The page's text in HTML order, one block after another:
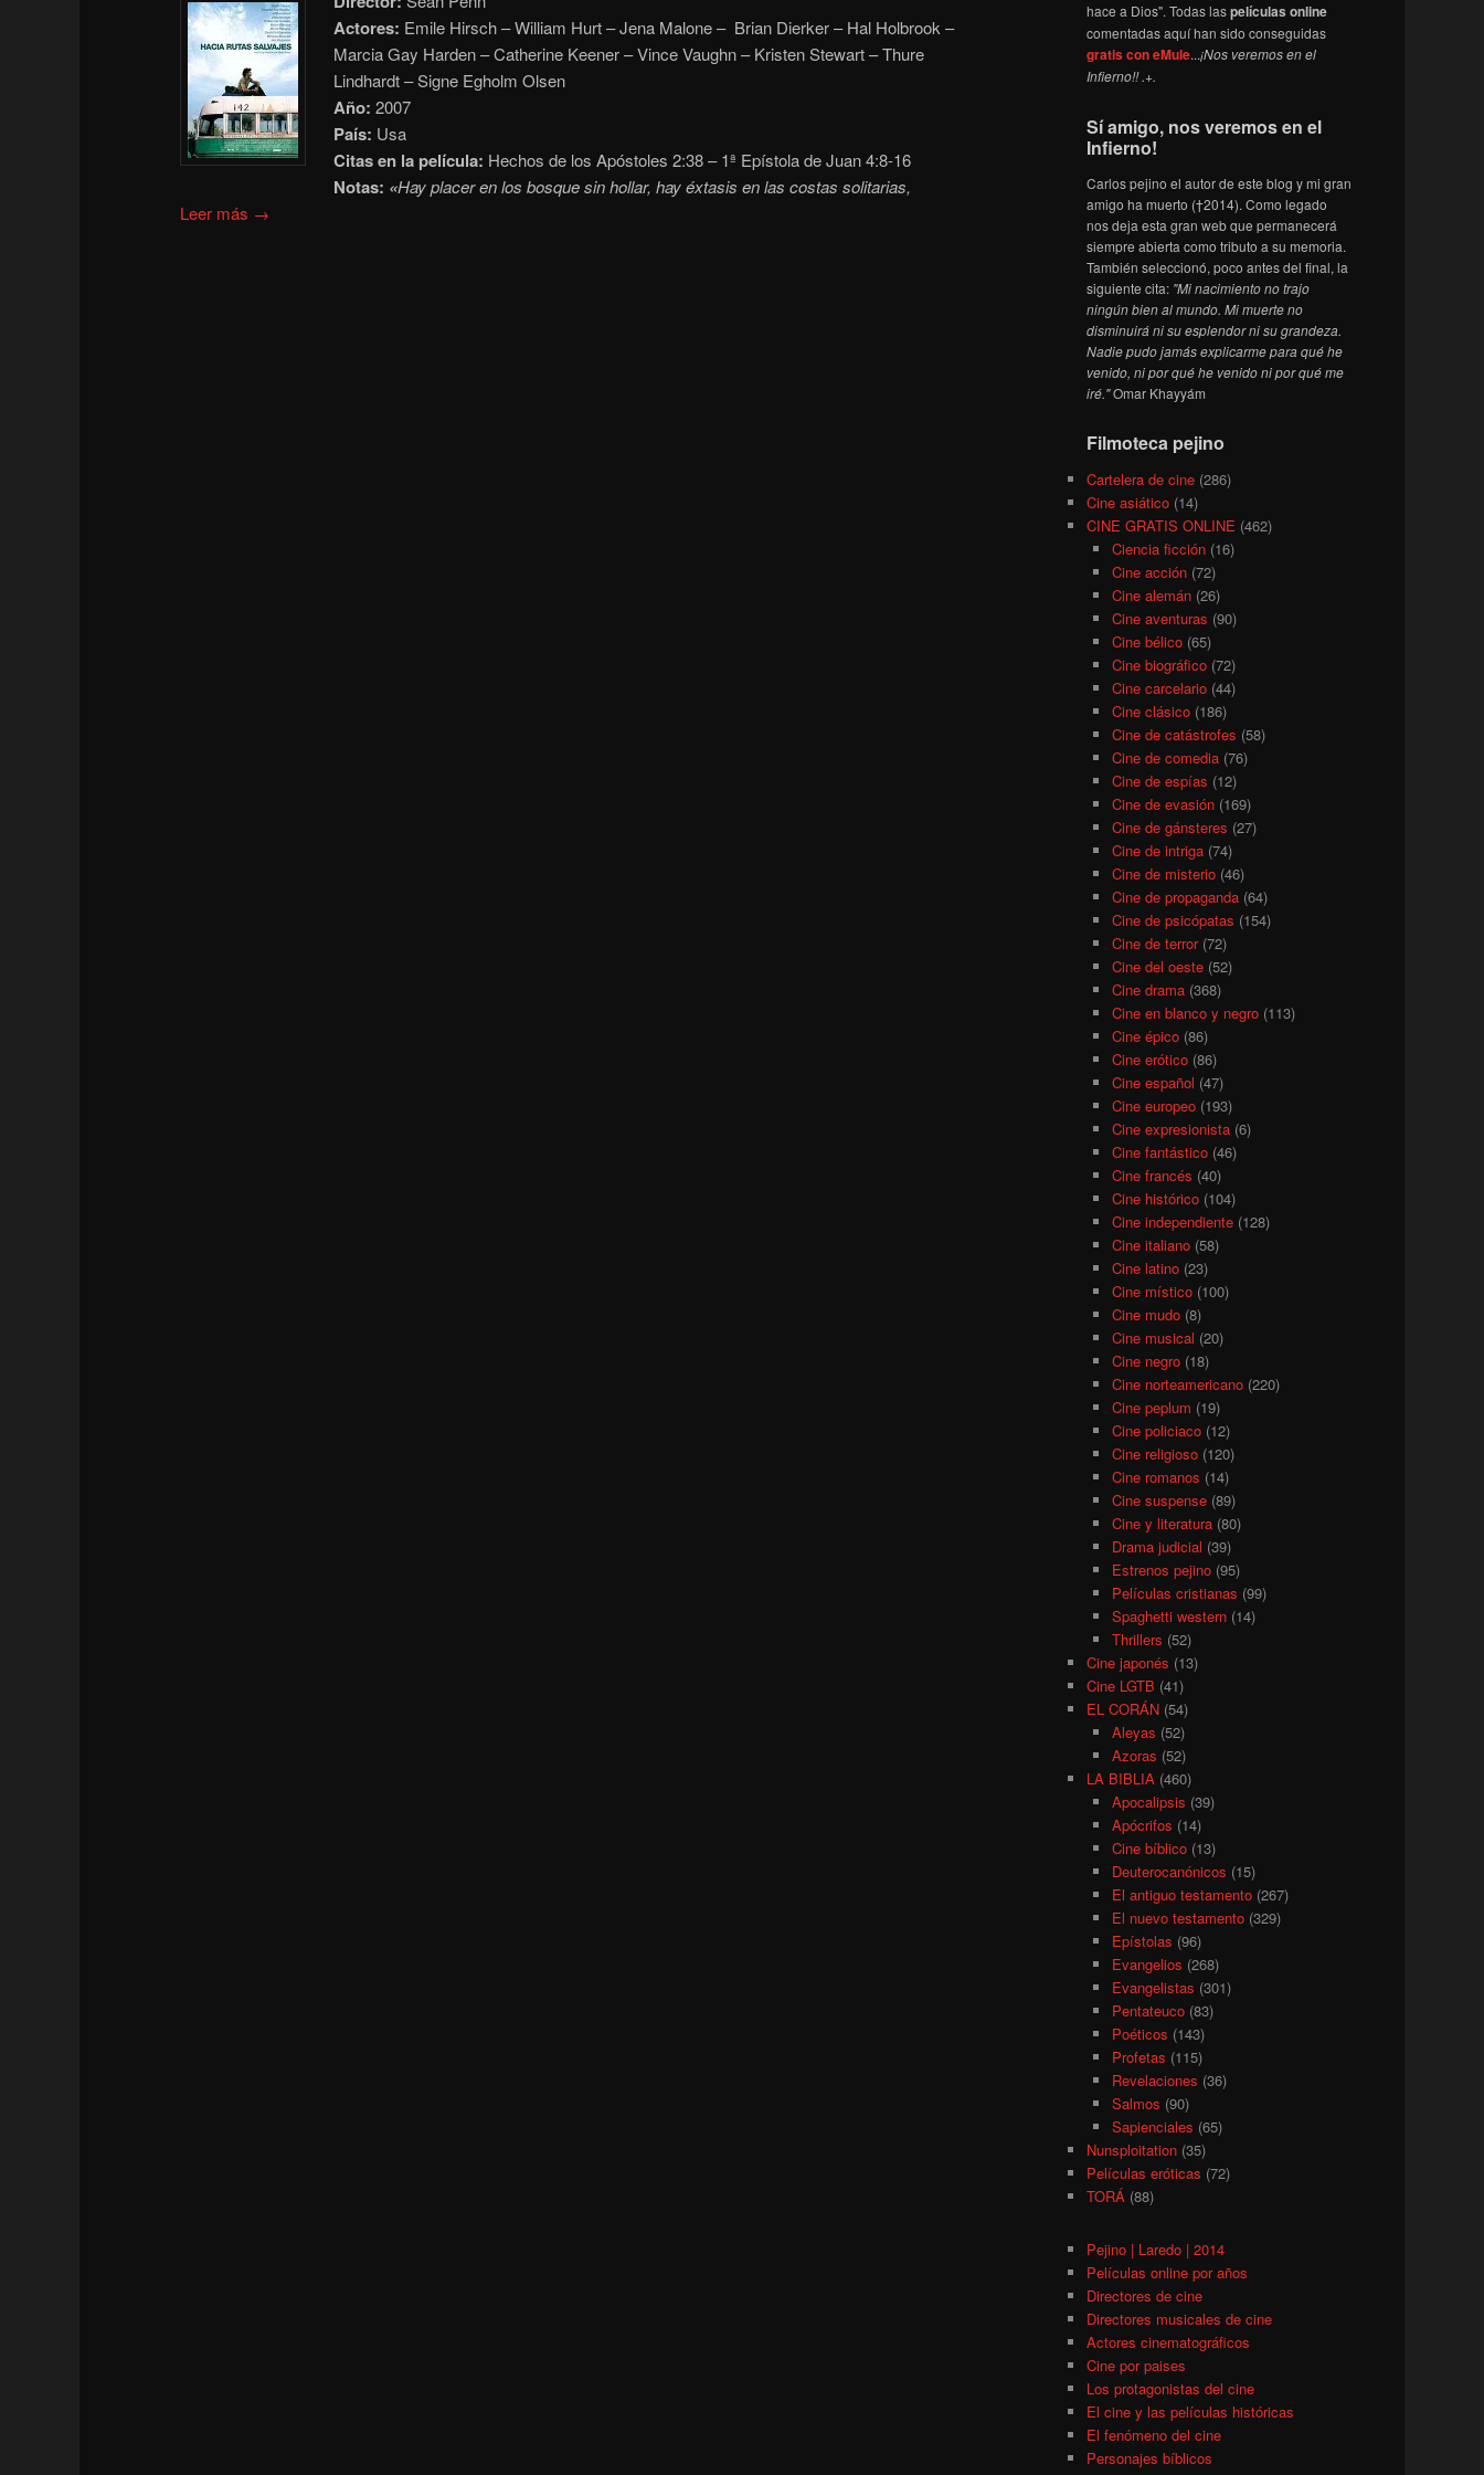
Actores: Emile Hirsch – William Hurt – Jena Malone – Brian Dierker – Hal Holbrook –
Marcia Gay Harden – Catherine Keener – Vince Vaughn – Kristen Stewart – Thure
Lindhardt – Signe Egholm Olsen
Año: 2007
País: Usa
Citas en la película: Hechos de los Apóstoles 2:38 – 1ª Epístola de Juan 4:8-16
Notas: «Hay placer en los bosque sin hollar, hay éxtasis en las costas solitarias,
Leer más →
hace a Dios". Todas laspelículas online
comentadas aquí han sido conseguidas
gratis con eMule...¡Nos veremos en el
Infierno!! .+.
Sí amigo, nos veremos en el
Infierno!
Carlos pejino el autor de este blog y mi gran
amigo ha muerto (†2014). Como legado
nos deja esta gran web que permanecerá
siempre abierta como tributo a su memoria.
También seleccionó, poco antes del final, la
siguiente cita: "Mi nacimiento no trajo
ningún bien al mundo. Mi muerte no
disminuirá ni su esplendor ni su grandeza.
Nadie pudo jamás explicarme para qué he
venido, ni por qué he venido ni por qué me
iré."Omar Khayyám
Filmoteca pejino
Cartelera de cine (286)
Cine asiático (14)
CINE GRATIS ONLINE (462)
Ciencia ficción(16)
Cine acción(72)
Cine alemán(26)
Cine aventuras (90)
Cine bélico(65)
Cine biográfico(72)
Cine carcelario(44)
Cine clásico(186)
Cine de catástrofes (58)
Cine de comedia(76)
Cine de espías (12)
Cine de evasión(169)
Cine de gánsteres (27)
Cine de intriga(74)
Cine de misterio(46)
Cine de propaganda(64)
Cine de psicópatas (154)
Cine de terror(72)
Cine del oeste(52)
Cine drama(368)
Cine en blanco y negro(113)
Cine épico(86)
Cine erótico(86)
Cine español (47)
Cine europeo(193)
Cine expresionista(6)
Cine fantástico(46)
Cine francés (40)
Cine histórico(104)
Cine independiente(128)
Cine italiano(58)
Cine latino(23)
Cine místico(100)
Cine mudo(8)
Cine musical (20)
Cine negro(18)
Cine norteamericano(220)
Cine peplum (19)
Cine policiaco(12)
Cine religioso(120)
Cine romanos (14)
Cine suspense(89)
Cine y literatura(80)
Drama judicial (39)
Estrenos pejino(95)
Películas cristianas (99)
Spaghetti western(14)
Thrillers (52)
Cine japonés (13)
Cine LGTB (41)
EL CORÁN (54)
Aleyas (52)
Azoras (52)
LA BIBLIA (460)
Apocalipsis (39)
Apócrifos (14)
Cine bíblico(13)
Deuterocanónicos (15)
El antiguo testamento(267)
El nuevo testamento(329)
Epístolas (96)
Evangelios (268)
Evangelistas (301)
Pentateuco(83)
Poéticos (143)
Profetas (115)
Revelaciones (36)
Salmos (90)
Sapienciales (65)
Nunsploitation (35)
Películas eróticas (72)
TORÁ (88)
Pejino | Laredo | 2014
Películas online por años
Directores de cine
Directores musicales de cine
Actores cinematográficos
Cine por paises
Los protagonistas del cine
El cine y las películas históricas
El fenómeno del cine
Personajes bíblicos